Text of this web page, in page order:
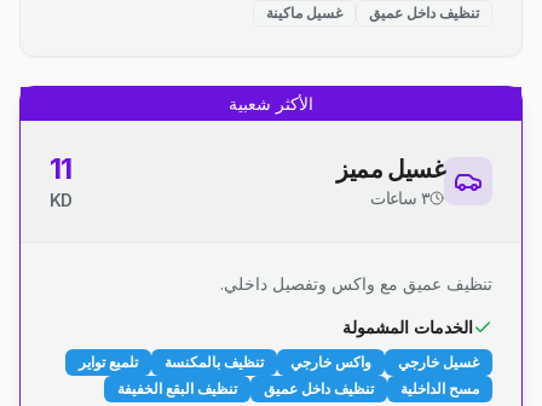
تنظيف داخل عميق
غسيل ماكينة
الأكثر شعبية
غسيل مميز
٣ ساعات
11
KD
تنظيف عميق مع واكس وتفصيل داخلي.
الخدمات المشمولة
غسيل خارجي واكس خارجي تنظيف بالمكنسة
تلميع تواير
مسح الداخلية
تنظيف داخل عميق تنظيف البقع الخفيفة